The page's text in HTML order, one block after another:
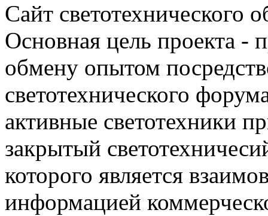
Сайт светотехнического
Основная цель проекта -
обмену опытом
светотехнического
активные светотехники
закрытый
которого является
информацией